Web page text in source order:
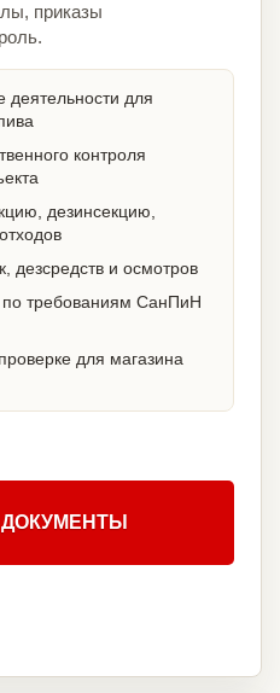
приказы
деятельности для
контроля
дезинсекцию,
дезсредств и осмотров
по требованиям СанПиН
для магазина